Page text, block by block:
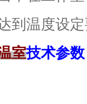
到温度设定要
室技术参数